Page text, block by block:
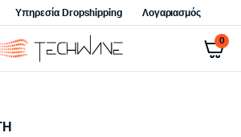
Υπηρεσία Dropshipping Λογαριασμός
0